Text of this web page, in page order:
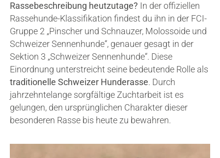
Rassebeschreibung heutzutage? In der offiziellen
Rassehunde-Klassifikation findest du ihn in der FCI-
Gruppe 2 „Pinscher und Schnauzer, Molossoide und
Schweizer Sennenhunde“, genauer gesagt in der
Sektion 3 „Schweizer Sennenhunde“. Diese
Einordnung unterstreicht seine bedeutende Rolle als
traditionelle Schweizer Hunderasse. Durch
jahrzehntelange sorgfältige Zuchtarbeit ist es
gelungen, den ursprünglichen Charakter dieser
besonderen Rasse bis heute zu bewahren.